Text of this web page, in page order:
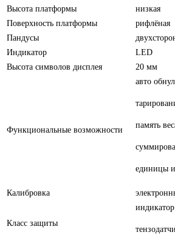
Высота платформы
низкая
Поверхность платформы
рифлёная
Пандусы
Индикатор
LED
Высота символов дисплея
20 мм
Функциональные возможности
авто
память
единицы
Калибровка
Класс защиты